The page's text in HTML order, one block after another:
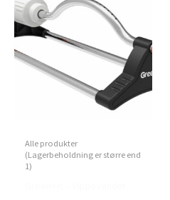
Alle produkter
(Lagerbeholdning er større end
1)